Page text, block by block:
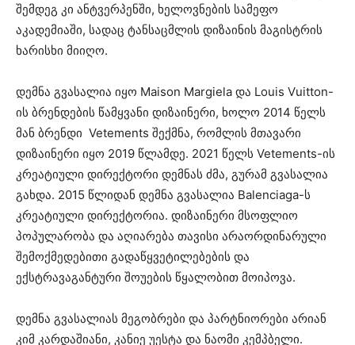
შემდეგ კი ანტვერპენში, ხელოვნების სამეფო
აკადემიაში, სადაც ტანსაცმლის დიზაინის მაგისტრის
ხარისხი მიიღო.
დემნა გვასალია იყო Maison Margiela და Louis Vuitton-
ის ბრენდების წამყვანი დიზაინერი, ხოლო 2014 წელს
მან ბრენდი Vetements შექმნა, რომლის მთავარი
დიზაინერი იყო 2019 წლამდე. 2021 წელს Vetements-ის
კრეატიული დირექტორი დემნას ძმა, გურამ გვასალია
გახდა. 2015 წლიდან დემნა გვასალია Balenciaga-ს
კრეატიული დირექტორია. დიზაინერი მსოფლიო
პოპულარობა და აღიარება თავისი არაორდინარული
შემოქმედებითი გადაწყვეტილებების და
ექსტრავაგანტური შოუების წყალობით მოიპოვა.
დემნა გვასალიას მეგობრები და პარტნიორები არიან
კიმ კარდაშიანი, კანიე უესტა და ნაომი კემპბელი.